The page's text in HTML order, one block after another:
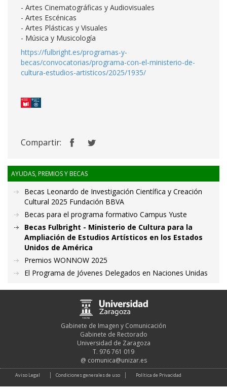
- Artes Cinematográficas y Audiovisuales
- Artes Escénicas
- Artes Plásticas y Visuales
- Música y Musicología
https://fulbright.es/programas-y-
becas/convocatorias/programa-con-el-ministerio-de-
cultura-estudios-artisticos/2025/1935/
Compartir:
AYUDAS, PREMIOS Y BECAS
Becas Leonardo de Investigación Científica y Creación
Cultural 2025 Fundación BBVA
Becas para el programa formativo Campus Yuste
Becas Fulbright - Ministerio de Cultura para la
Ampliación de Estudios Artísticos en los Estados
Unidos de América
Premios WONNOW 2025
El Programa de Jóvenes Delegados en Naciones Unidas
Gabinete de Imagen y Comunicación
Gabinete de Rectorado
Universidad de Zaragoza
T. 976 761 019
@ comunica@unizar.es
Aviso Legal Condiciones generales de uso Política de Privacidad